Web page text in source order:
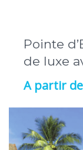
Pointe
de luxe